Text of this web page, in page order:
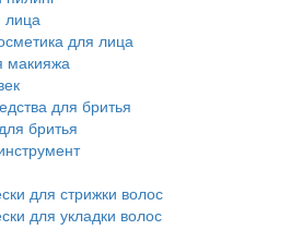
лица
для лица
макияжа
для бритья
бритья
для стрижки волос
для укладки волос